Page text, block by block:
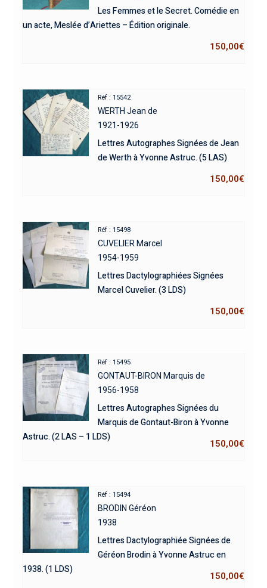
Les Femmes et le Secret. Comédie en
un acte, Meslée d’Ariettes – Édition originale.
150,00€
Réf : 15542
WERTH Jean de
1921-1926
Lettres Autographes Signées de Jean
de Werth à Yvonne Astruc. (5 LAS)
150,00€
Réf : 15498
CUVELIER Marcel
1954-1959
Lettres Dactylographiées Signées
Marcel Cuvelier. (3 LDS)
150,00€
Réf : 15495
GONTAUT-BIRON Marquis de
1956-1958
Lettres Autographes Signées du
Marquis de Gontaut-Biron à Yvonne
Astruc. (2 LAS – 1 LDS)
150,00€
Réf : 15494
BRODIN Géréon
1938
Lettres Dactylographiée Signées de
Géréon Brodin à Yvonne Astruc en
1938. (1 LDS)
150,00€